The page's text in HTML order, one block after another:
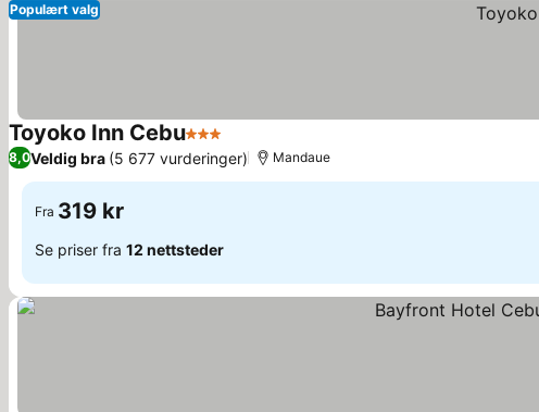
Populært valg
Toyoko Inn Cebu3 Stjerner
Se priser
8,0Veldig bra (5 677 vurderinger) Mandaue
Fra 319 kr
Se priser fra 12 nettsteder